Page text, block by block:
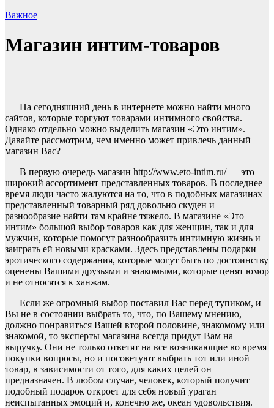
Важное
Магазин интим-товаров
На сегодняшний день в интернете можно найти много
сайтов, которые торгуют товарами интимного свойства.
Однако отдельно можно выделить магазин «Это интим».
Давайте рассмотрим, чем именно может привлечь данный
магазин Вас?
В первую очередь магазин http://www.eto-intim.ru/ — это
широкий ассортимент представленных товаров. В последнее
время люди часто жалуются на то, что в подобных магазинах
представленный товарный ряд довольно скуден и
разнообразие найти там крайне тяжело. В магазине «Это
интим» большой выбор товаров как для женщин, так и для
мужчин, которые помогут разнообразить интимную жизнь и
заиграть ей новыми красками. Здесь представлены подарки
эротического содержания, которые могут быть по достоинству
оценены Вашими друзьями и знакомыми, которые ценят юмор
и не относятся к ханжам.
Если же огромный выбор поставил Вас перед тупиком, и
Вы не в состоянии выбрать то, что, по Вашему мнению,
должно понравиться Вашей второй половине, знакомому или
знакомой, то эксперты магазина всегда придут Вам на
выручку. Они не только ответят на все возникающие во время
покупки вопросы, но и посоветуют выбрать тот или иной
товар, в зависимости от того, для каких целей он
предназначен. В любом случае, человек, который получит
подобный подарок откроет для себя новый ураган
неиспытанных эмоций и, конечно же, океан удовольствия.